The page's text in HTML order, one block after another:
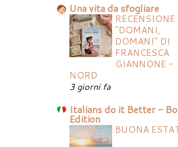
Una vita da sfogliare
RECENSIONE
"DOMANI,
DOMANI" DI
FRANCESCA
GIANNONE -
NORD
3 giorni fa
Italians do it Better -
Edition
BUONA